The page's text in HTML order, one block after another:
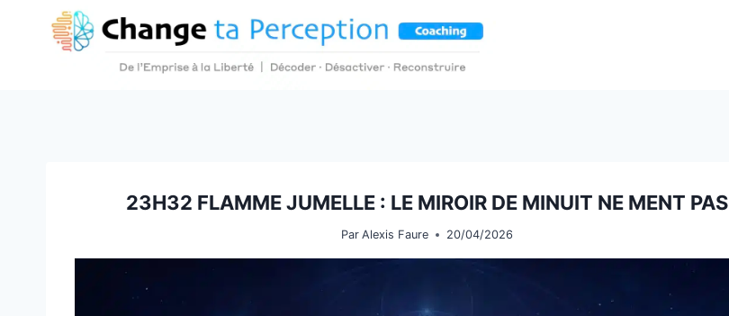
23H32 FLAMME JUMELLE : LE MIROIR DE MINUIT NE MENT PAS
Par Alexis Faure 20/04/2026